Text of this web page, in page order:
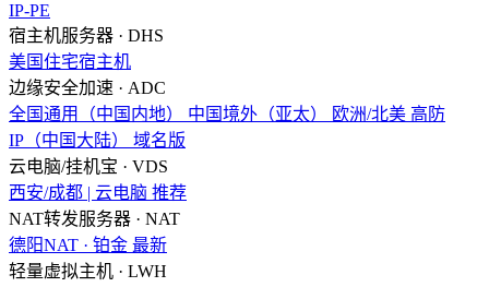
IP-PE
宿主机服务器 · DHS
美国住宅宿主机
边缘安全加速 · ADC
全国通用（中国内地）
中国境外（亚太） 欧洲/北美 高防
IP（中国大陆）
域名版
云电脑/挂机宝 · VDS
西安/成都 | 云电脑 推荐
NAT转发服务器 · NAT
德阳NAT · 铂金 最新
轻量虚拟主机 · LWH